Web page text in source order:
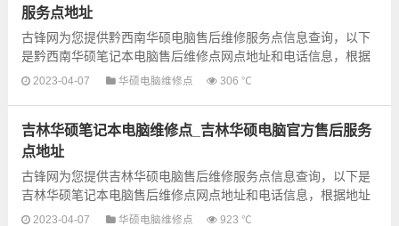
服务点地址
古锋网为您提供黔西南华硕电脑售后维修服务点信息查询，以下
是黔西南华硕笔记本电脑售后维修点网点地址和电话信息，根据
地址信息选择就近的维修点进行保修即可，建议先电话联系预
2023-04-07 华硕电脑维修点 306 ℃
吉林华硕笔记本电脑维修点_吉林华硕电脑官方售后服务
点地址
古锋网为您提供吉林华硕电脑售后维修服务点信息查询，以下是
吉林华硕笔记本电脑售后维修点网点地址和电话信息，根据地址
信息选择就近的维修点进行保修即可，建议先电话联系预约...
2023-04-07 华硕电脑维修点 923 ℃